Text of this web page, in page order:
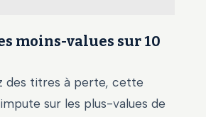
moins-values sur 10
des titres à perte, cette
sur les plus-values de